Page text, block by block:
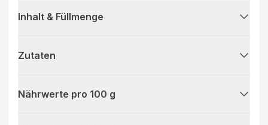
Inhalt & Füllmenge
Zutaten
Nährwerte pro 100 g